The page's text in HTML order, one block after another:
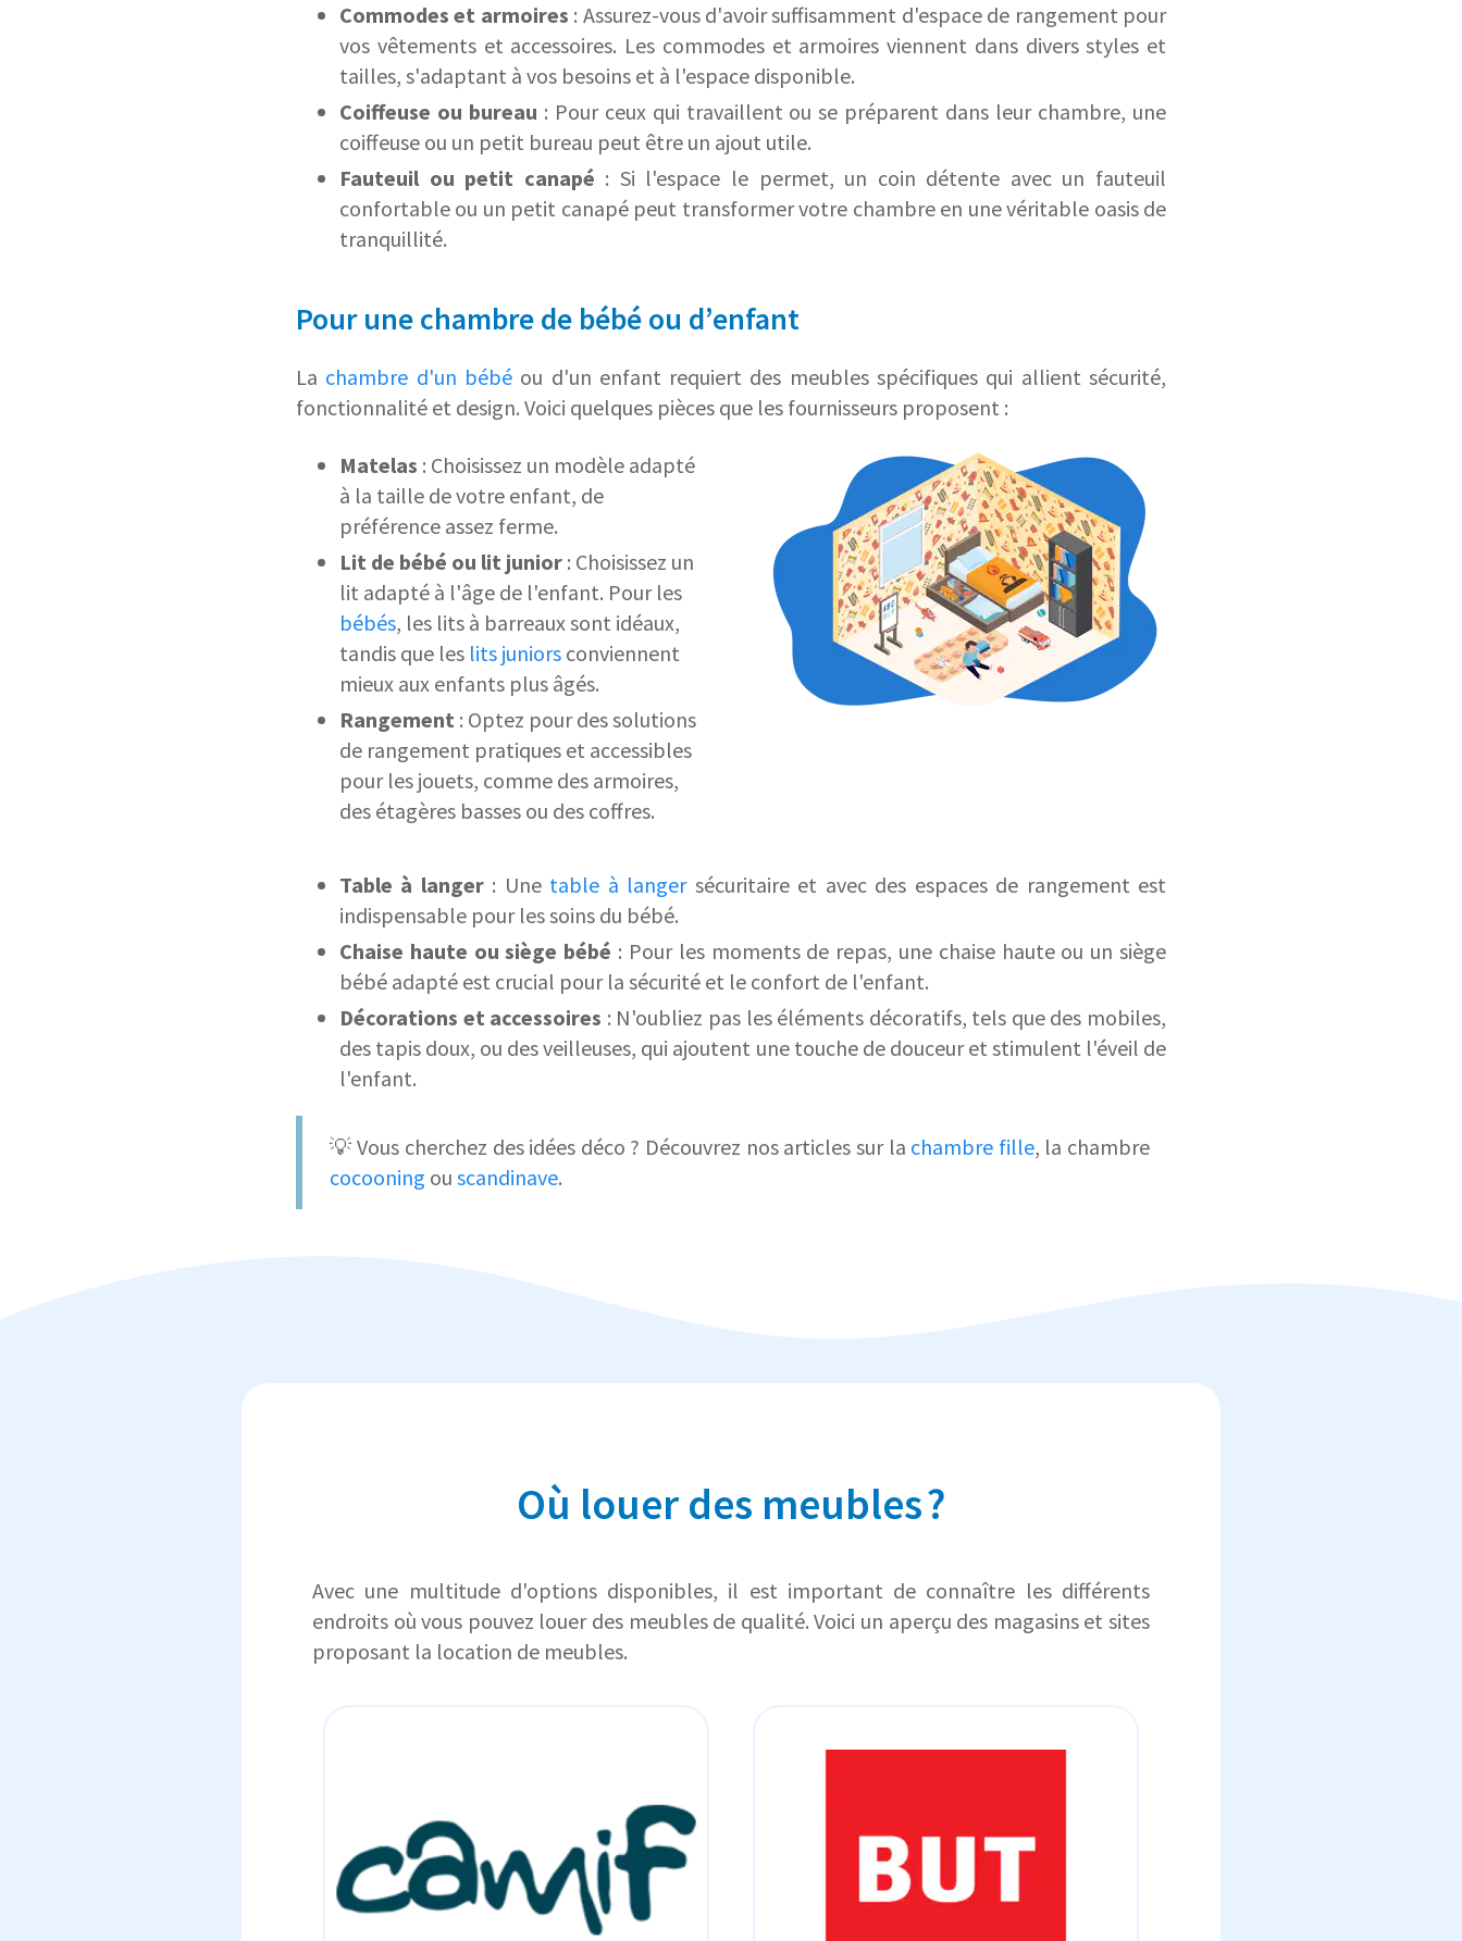
Commodes et armoires : Assurez-vous d'avoir suffisamment d'espace de rangement pour
vos vêtements et accessoires. Les commodes et armoires viennent dans divers styles et
tailles, s'adaptant à vos besoins et à l'espace disponible.
Coiffeuse ou bureau : Pour ceux qui travaillent ou se préparent dans leur chambre, une
coiffeuse ou un petit bureau peut être un ajout utile.
Fauteuil ou petit canapé : Si l'espace le permet, un coin détente avec un fauteuil
confortable ou un petit canapé peut transformer votre chambre en une véritable oasis de
tranquillité.
Pour une chambre de bébé ou d’enfant
La chambre d'un bébéou d'un enfant requiert des meubles spécifiques qui allient sécurité,
fonctionnalité et design. Voici quelques pièces que les fournisseurs proposent :
Matelas : Choisissez un modèle adapté
à la taille de votre enfant, de
préférence assez ferme.
Lit de bébé ou lit junior : Choisissez un
lit adapté à l'âge de l'enfant. Pour les
bébés, les lits à barreaux sont idéaux,
tandis que les lits juniors conviennent
mieux aux enfants plus âgés.
Rangement : Optez pour des solutions
de rangement pratiques et accessibles
pour les jouets, comme des armoires,
des étagères basses ou des coffres.
Table à langer: Une table à langersécuritaire et avec des espaces de rangement est
indispensable pour les soins du bébé.
Chaise haute ou siège bébé : Pour les moments de repas, une chaise haute ou un siège
bébé adapté est crucial pour la sécurité et le confort de l'enfant.
Décorations et accessoires : N'oubliez pas les éléments décoratifs, tels que des mobiles,
des tapis doux, ou des veilleuses, qui ajoutent une touche de douceur et stimulent l'éveil de
l'enfant.
💡 Vous cherchez des idées déco ? Découvrez nos articles sur la chambre fille, la chambre
cocooning ou scandinave.
Où louer des meubles ?
Avec une multitude d'options disponibles, il est important de connaître les différents
endroits où vous pouvez louer des meubles de qualité. Voici un aperçu des magasins et sites
proposant la location de meubles.